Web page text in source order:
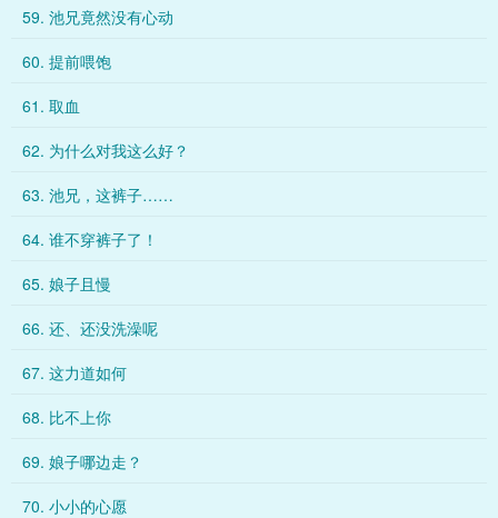
59. 池兄竟然没有心动
60. 提前喂饱
61. 取血
62. 为什么对我这么好？
63. 池兄，这裤子……
64. 谁不穿裤子了！
65. 娘子且慢
66. 还、还没洗澡呢
67. 这力道如何
68. 比不上你
69. 娘子哪边走？
70. 小小的心愿